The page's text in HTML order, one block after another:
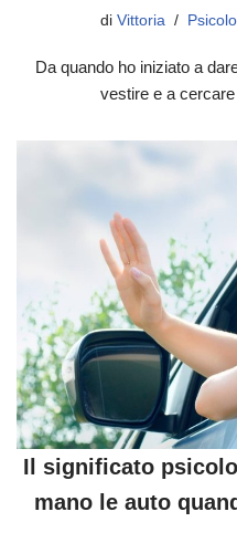
di Vittoria
Da quando ho iniziato a
vestire e a
Il significato
mano le auto